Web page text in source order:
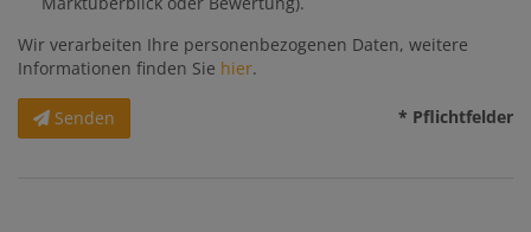
Wir verarbeiten Ihre personenbezogenen Daten, weitere
Informationen finden Sie hier.
Senden * Pflichtfelder